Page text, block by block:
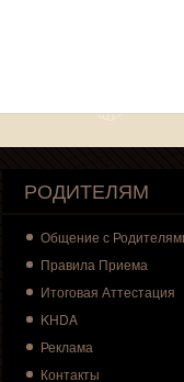
РОДИТЕЛЯМ
Общение с
Правила Приема
Итоговая Аттестация
KHDA
Реклама
Контакты